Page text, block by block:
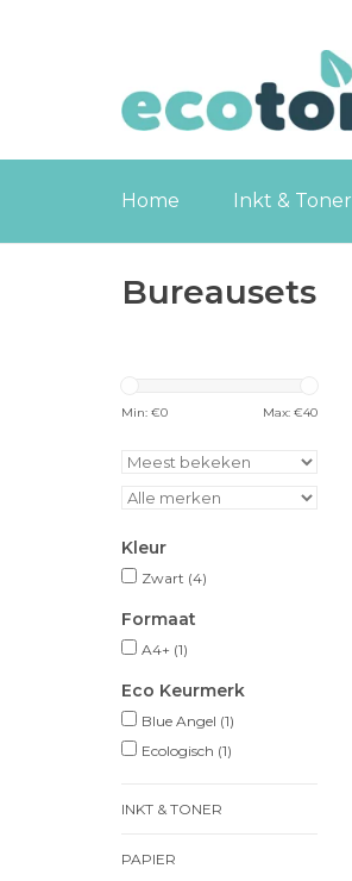
Home Inkt & Toner
Bureausets
Min: €0 Max: €40
Kleur
Zwart (4)
Formaat
A4+ (1)
Eco Keurmerk
Blue Angel (1)
Ecologisch (1)
INKT & TONER
PAPIER